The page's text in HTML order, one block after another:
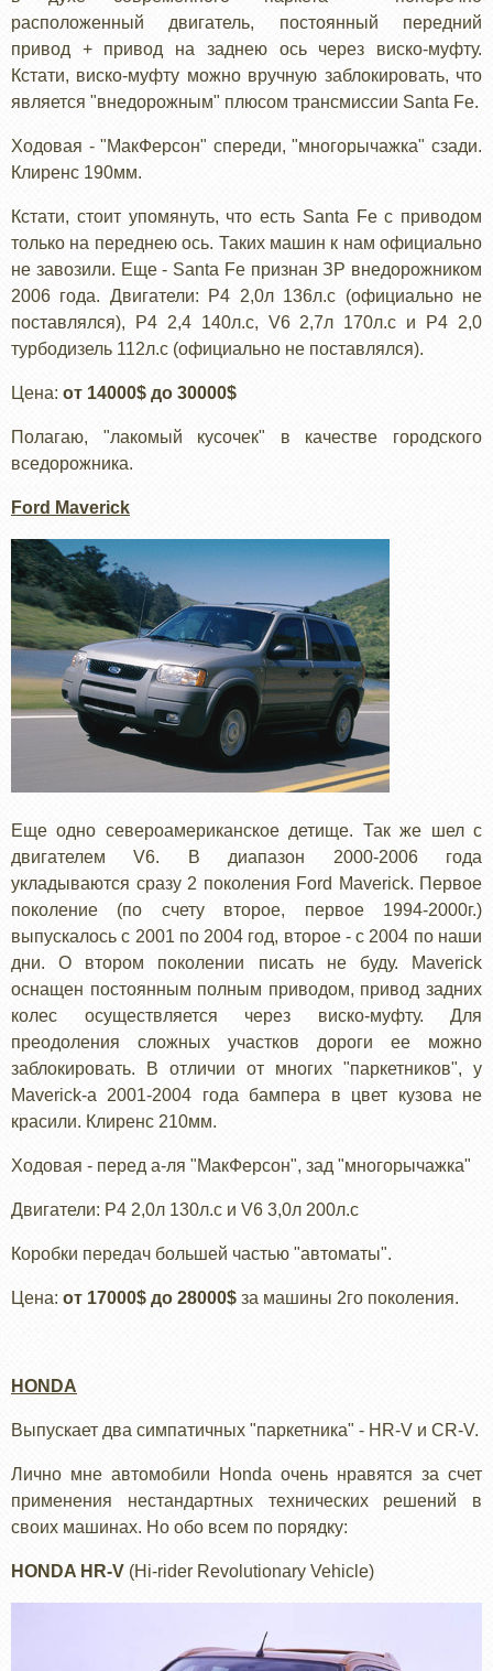
расположенный двигатель, постоянный передний
привод + привод на заднею ось через виско-муфту.
Кстати, виско-муфту можно вручную заблокировать, что
является "внедорожным" плюсом трансмиссии Santa Fe.
Ходовая - "МакФерсон" спереди, "многорычажка" сзади.
Клиренс 190мм.
Кстати, стоит упомянуть, что есть Santa Fe с приводом
только на переднею ось. Таких машин к нам официально
не завозили. Еще - Santa Fe признан ЗР внедорожником
2006 года. Двигатели: Р4 2,0л 136л.с (официально не
поставлялся), Р4 2,4 140л.с, V6 2,7л 170л.с и Р4 2,0
турбодизель 112л.с (официально не поставлялся).
Цена: от 14000$ до 30000$
Полагаю, "лакомый кусочек" в качестве городского
вседорожника.
Ford Maverick
Еще одно североамериканское детище. Так же шел с
двигателем V6. В диапазон 2000-2006 года
укладываются сразу 2 поколения Ford Maverick. Первое
поколение (по счету второе, первое 1994-2000г.)
выпускалось с 2001 по 2004 год, второе - с 2004 по наши
дни. О втором поколении писать не буду. Maverick
оснащен постоянным полным приводом, привод задних
колес осуществляется через виско-муфту. Для
преодоления сложных участков дороги ее можно
заблокировать. В отличии от многих "паркетников", у
Maverick-а 2001-2004 года бампера в цвет кузова не
красили. Клиренс 210мм.
Ходовая - перед а-ля "МакФерсон", зад "многорычажка"
Двигатели: Р4 2,0л 130л.с и V6 3,0л 200л.с
Коробки передач большей частью "автоматы".
Цена: от 17000$ до 28000$ за машины 2го поколения.
HONDA
Выпускает два симпатичных "паркетника" - HR-V и CR-V.
Лично мне автомобили Honda очень нравятся за счет
применения нестандартных технических решений в
своих машинах. Но обо всем по порядку:
HONDA HR-V (Hi-rider Revolutionary Vehicle)